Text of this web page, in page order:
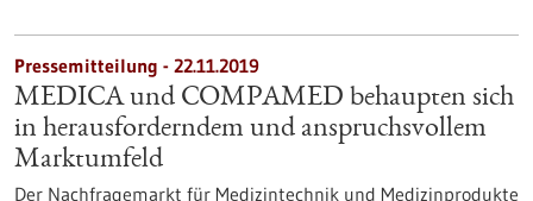
Pressemitteilung - 22.11.2019
MEDICA und COMPAMED behaupten sich
in herausforderndem und anspruchsvollem
Marktumfeld
Der Nachfragemarkt für Medizintechnik und Medizinprodukte